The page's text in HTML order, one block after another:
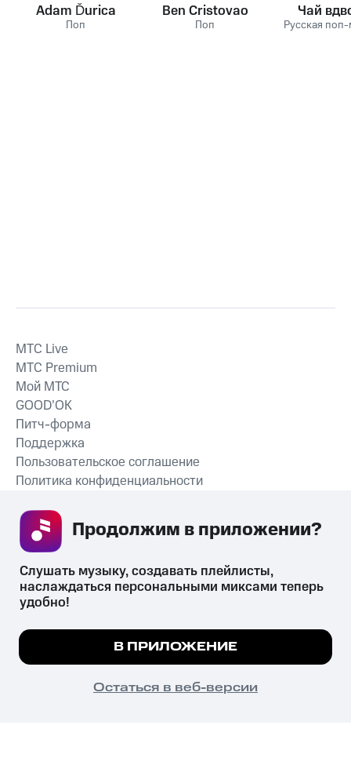
Adam Ďurica
Поп
Ben Cristovao
Поп
Чай
Русская
СКАЧАТЬ ПРИЛОЖЕНИЕ
MTС Live
MTС Premium
Мой МТС
GOOD’OK
Питч-форма
Поддержка
Пользовательское соглашение
Политика конфиденциальности
психотропных веществ, их аналогов причиняет вред здоровью,
их незаконный оборот запрещён и влечёт установленную
законодательством ответственность.
© 2026 ООО «КИОН».
Все права защищены
Мы используем куки, чтобы на сайте все
Подробнее
ПОНЯТНО
Слушать музыку, создавать плейлисты,
наслаждаться персональными миксами теперь
удобно!
В ПРИЛОЖЕНИЕ
Остаться в веб-версии